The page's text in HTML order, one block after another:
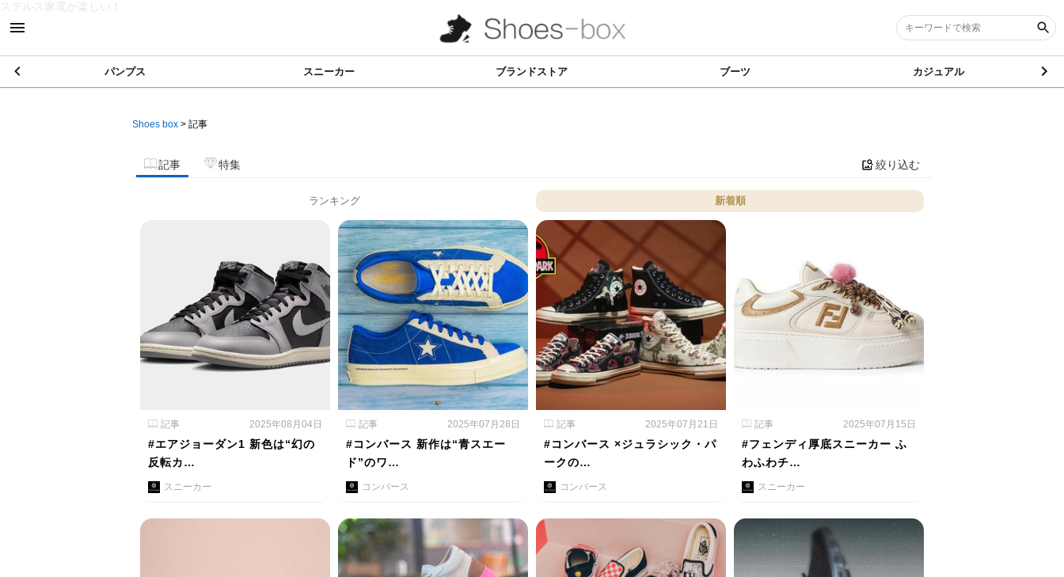
ステルス家電が楽しい！
パンプス スニーカー ブランドストア ブーツ カジュアル
Shoes box > 記事
記事 特集 絞り込む
ランキング 新着順
記事 2025年08月04日
#エアジョーダン1 新色は“幻の
反転カ…
スニーカー
記事 2025年07月28日
#コンバース 新作は“青スエー
ド”のワ…
コンバース
記事 2025年07月21日
#コンバース ×ジュラシック・パ
ークの…
コンバース
記事 2025年07月15日
#フェンディ厚底スニーカー ふ
わふわチ…
スニーカー